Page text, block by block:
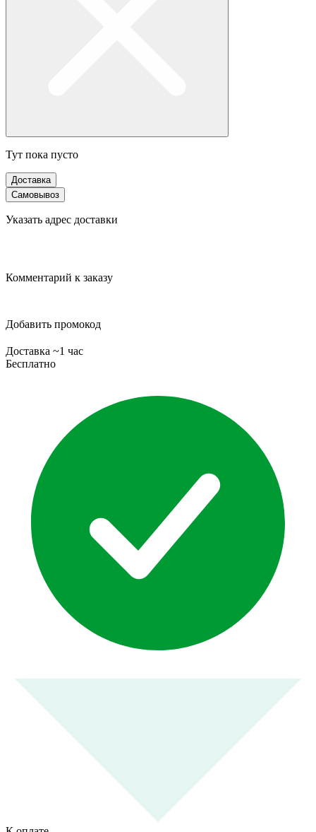
Тут пока пусто
Доставка
Самовывоз
Указать адрес доставки
Комментарий к заказу
Добавить промокод
Доставка ~1 час
Бесплатно